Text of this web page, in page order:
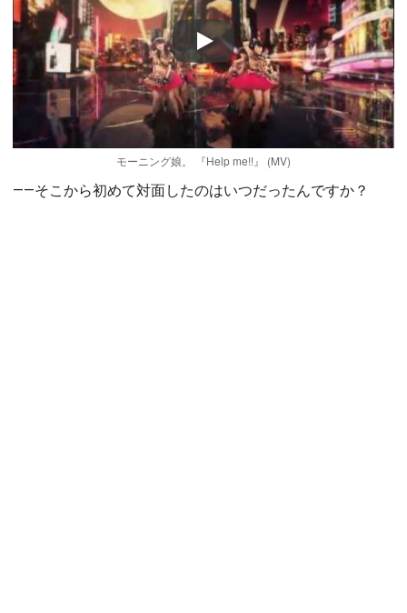
Play
モーニング娘。 『Help me!!』 (MV)
――そこから初めて対面したのはいつだったんですか？